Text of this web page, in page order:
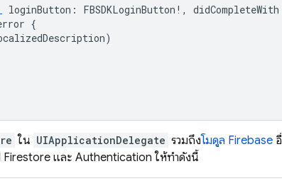
loginButton : FBSDKLoginButton !, didCompleteWith
{
)
ใน UIApplicationDelegate รวมถึงโมดูล Firebase
Firestoreและ Authentication ให้ทำดังนี้